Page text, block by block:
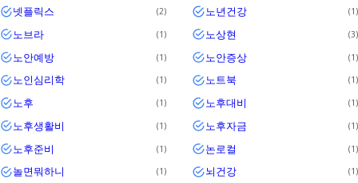
넷플릭스 2 노년건강 1
노브라 1 노상현 3
노안예방 1 노안증상 1
노인심리학 1 노트북 1
노후 1 노후대비 1
노후생활비 1 노후자금 1
노후준비 1 논로컬 1
놀면뭐하니 1 뇌건강 1